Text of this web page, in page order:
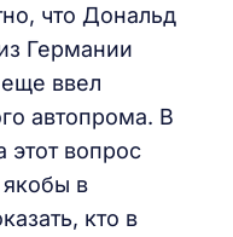
что Дональд
Германии
ввел
автопрома. В
этот вопрос
в
кто в